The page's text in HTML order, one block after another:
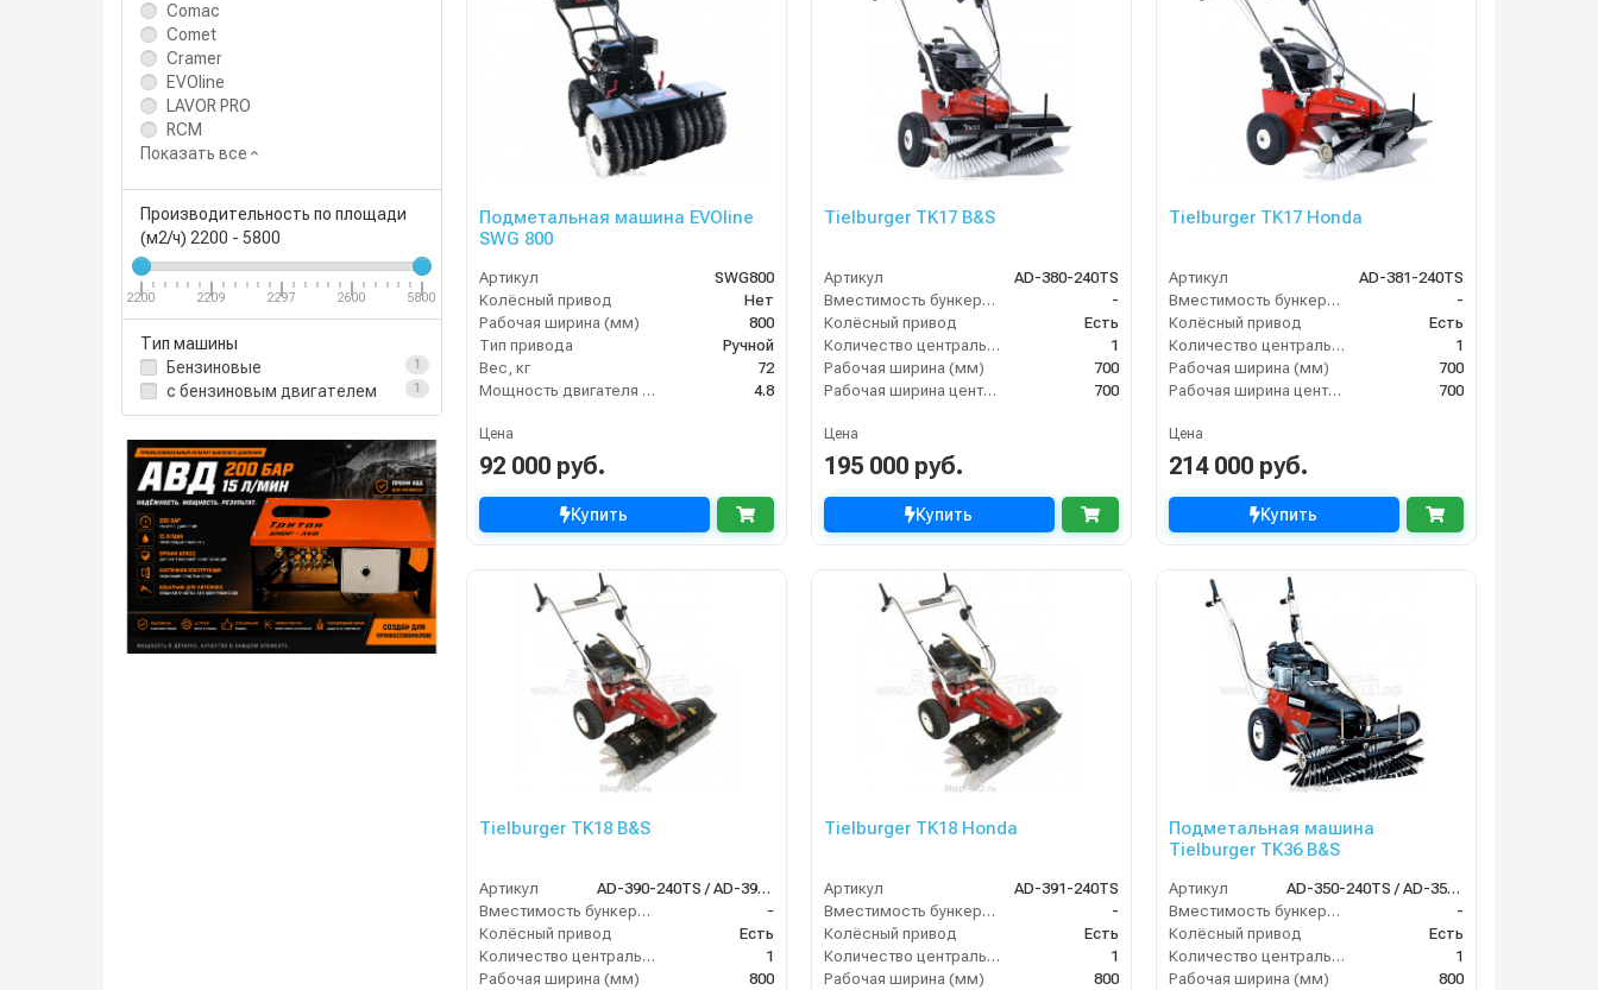
Comac
Comet
Cramer
EVOline
LAVOR PRO
RCM
Показать все
Производительность по площади
(м2/ч) 2200 - 5800
2200 2209 2297 2600 5800
Тип машины
Бензиновые
1
c бензиновым двигателем 1
Подметальная машина EVOline
SWG 800
Артикул
SWG800
Колёсный привод
Нет
Рабочая ширина (мм)
800
Тип привода
Ручной
Вес, кг
72
Мощность двигателя (кВт)
4.8
Цена
92 000 руб.
Купить
Tielburger TK17 B&S
Артикул
AD-380-240TS
Вместимость бункера (л)
-
Колёсный привод
Есть
Количество центральных мусоросборных валиков (шт)
1
Рабочая ширина (мм)
700
Рабочая ширина центральной щётки (мм)
700
Цена
195 000 руб.
Купить
Tielburger TK17 Honda
Артикул
AD-381-240TS
Вместимость бункера (л)
-
Колёсный привод
Есть
Количество центральных мусоросборных валиков (шт)
1
Рабочая ширина (мм)
700
Рабочая ширина центральной щётки (мм)
700
Цена
214 000 руб.
Купить
Tielburger TK18 B&S
Артикул
AD-390-240TS / AD-390-040TS
Вместимость бункера (л)
-
Колёсный привод
Есть
Количество центральных мусоросборных валиков (шт)
1
Рабочая ширина (мм)
800
Tielburger TK18 Honda
Артикул
AD-391-240TS
Вместимость бункера (л)
-
Колёсный привод
Есть
Количество центральных мусоросборных валиков (шт)
1
Рабочая ширина (мм)
800
Подметальная машина
Tielburger TK36 B&S
Артикул
AD-350-240TS / AD-350-040TS
Вместимость бункера (л)
-
Колёсный привод
Есть
Количество центральных мусоросборных валиков (шт)
1
Рабочая ширина (мм)
800